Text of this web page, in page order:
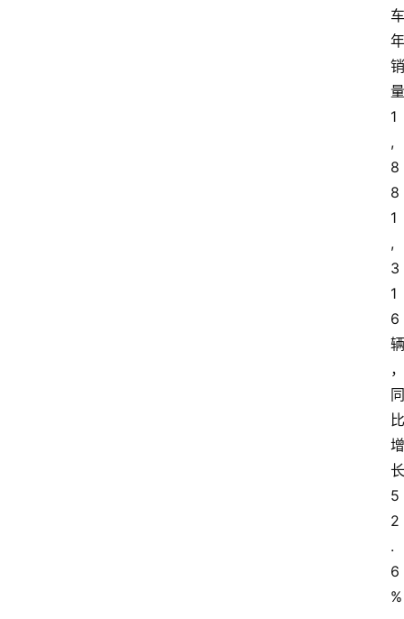
车
年
销
量
1
,
8
8
1
,
3
1
6
辆
，
同
比
增
长
5
2
.
6
%